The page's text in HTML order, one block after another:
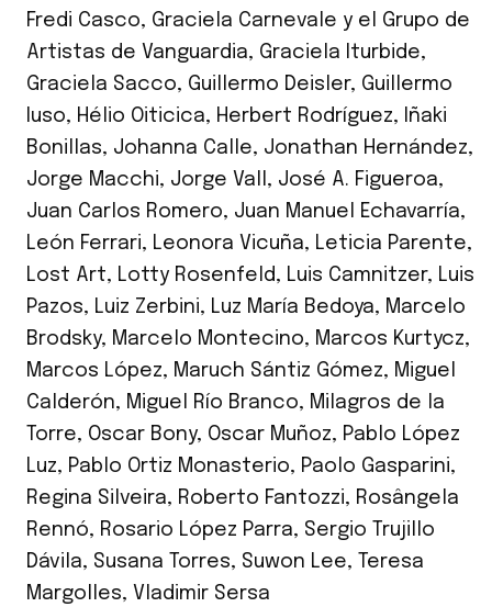
Fredi Casco, Graciela Carnevale y el Grupo de
Artistas de Vanguardia, Graciela Iturbide,
Graciela Sacco, Guillermo Deisler, Guillermo
Iuso, Hélio Oiticica, Herbert Rodríguez,
Iñaki
Bonillas, Johanna Calle, Jonathan Hernández,
Jorge Macchi, Jorge Vall , José A. Figueroa,
Juan Carlos Romero, Juan Manuel Echavarría,
León Ferrari, Leonora Vicuña, Leticia Parente,
Lost Art, Lotty Rosenfeld, Luis Camnitzer, Luis
Pazos, Luiz Zerbini, Luz María Bedoya, Marcelo
Brodsky, Marcelo Montecino, Marcos Kurtycz,
Marcos López, Maruch Sántiz Gómez, Miguel
Calderón, Miguel Río Branco, Milagros de la
Torre, Oscar Bony, Oscar Muñoz, Pablo López
Luz, Pablo Ortiz Monasterio, Paolo Gasparini,
Regina Silveira, Roberto Fantozzi, Rosângela
Rennó, Rosario López Parra, Sergio Trujillo
Dávila, Susana Torres, Suwon Lee,
Teresa
Margolles, Vladimir Sersa